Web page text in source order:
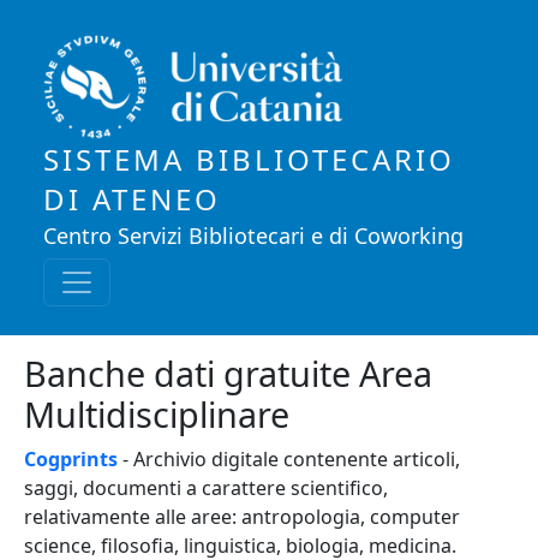
SISTEMA BIBLIOTECARIO
DI ATENEO
Centro Servizi Bibliotecari e di Coworking
Banche dati gratuite Area
Multidisciplinare
Cogprints- Archivio digitale contenente articoli,
saggi, documenti a carattere scientifico,
relativamente alle aree: antropologia, computer
science, filosofia, linguistica, biologia, medicina.